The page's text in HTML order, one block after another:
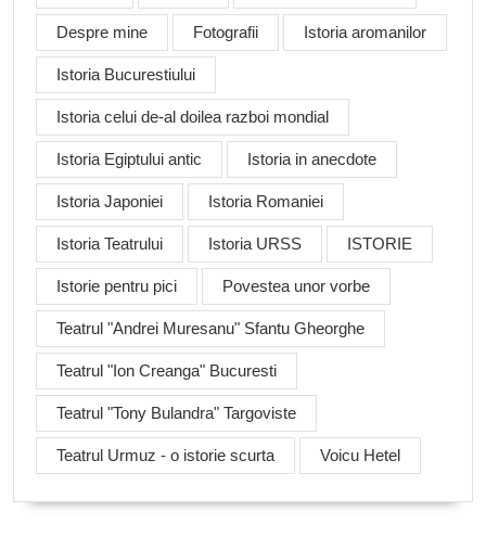
Despre mine Fotografii Istoria aromanilor
Istoria Bucurestiului
Istoria celui de-al doilea razboi mondial
Istoria Egiptului antic Istoria in anecdote
Istoria Japoniei Istoria Romaniei
Istoria Teatrului Istoria URSS ISTORIE
Istorie pentru pici Povestea unor vorbe
Teatrul "Andrei Muresanu" Sfantu Gheorghe
Teatrul "Ion Creanga" Bucuresti
Teatrul "Tony Bulandra" Targoviste
Teatrul Urmuz - o istorie scurta Voicu Hetel